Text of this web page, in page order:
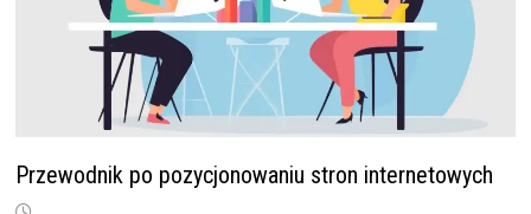
Przewodnik po pozycjonowaniu stron internetowych